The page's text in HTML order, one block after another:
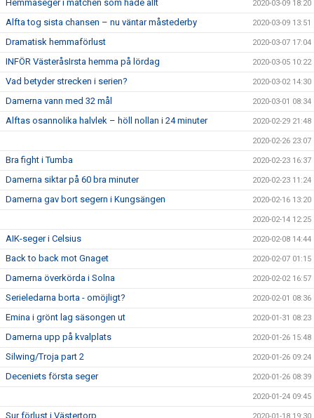
Hemmaseger i matchen som hade allt 2020-03-09 18:20
Alfta tog sista chansen – nu väntar måstederby 2020-03-09 13:51
Dramatisk hemmaförlust 2020-03-07 17:04
INFÖR VästeråsIrsta hemma på lördag 2020-03-05 10:22
Vad betyder strecken i serien? 2020-03-02 14:30
Damerna vann med 32 mål 2020-03-01 08:34
Alftas osannolika halvlek – höll nollan i 24 minuter 2020-02-29 21:48
2020-02-26 23:07
Bra fight i Tumba 2020-02-23 16:37
Damerna siktar på 60 bra minuter 2020-02-23 11:24
Damerna gav bort segern i Kungsängen 2020-02-16 13:20
2020-02-14 12:25
AIK-seger i Celsius 2020-02-08 14:44
Back to back mot Gnaget 2020-02-07 01:15
Damerna överkörda i Solna 2020-02-02 16:57
Serieledarna borta - omöjligt? 2020-02-01 08:36
Emina i grönt lag säsongen ut 2020-01-31 08:23
Damerna upp på kvalplats 2020-01-26 15:48
Silwing/Troja part 2 2020-01-26 09:24
Deceniets första seger 2020-01-26 08:39
2020-01-24 09:45
Sur förlust i Västertorp